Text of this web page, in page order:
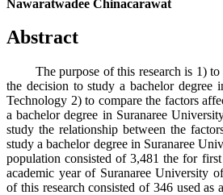
Nawaratwadee Chinacarawat
Abstract
The purpose of this research is 1) to
the decision to study a bachelor degree
Technology 2) to compare the factors
a bachelor degree in Suranaree
study the relationship between the
study a bachelor degree in Suranaree
population consisted of 3,481 the for
academic year of Suranaree University
of this research consisted of 346 used as